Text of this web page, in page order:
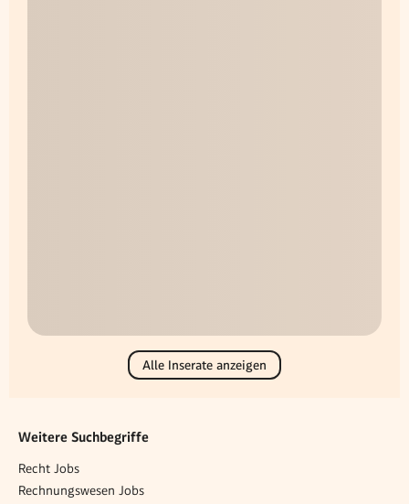
Alle Inserate anzeigen
Weitere Suchbegriffe
Recht Jobs
Rechnungswesen Jobs